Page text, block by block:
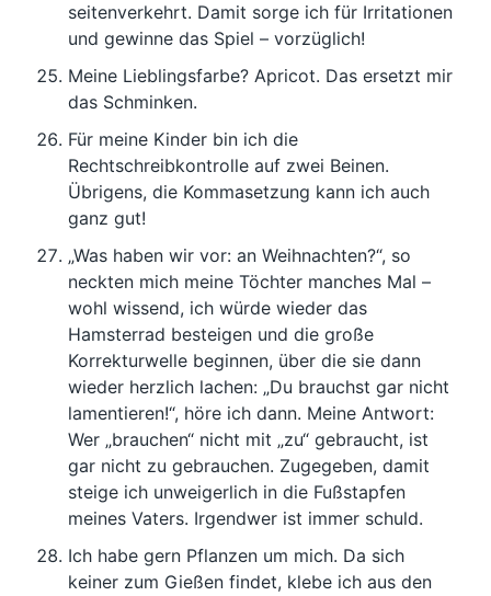
seitenverkehrt. Damit sorge ich für Irritationen
und gewinne das Spiel – vorzüglich!
Meine Lieblingsfarbe? Apricot. Das ersetzt mir
das Schminken.
Für meine Kinder bin ich die
Rechtschreibkontrolle auf zwei Beinen.
Übrigens, die Kommasetzung kann ich auch
ganz gut!
„Was haben wir vor: an Weihnachten?“, so
neckten mich meine Töchter manches Mal –
wohl wissend, ich würde wieder das
Hamsterrad besteigen und die große
Korrekturwelle beginnen, über die sie dann
wieder herzlich lachen: „Du brauchst gar nicht
lamentieren!“, höre ich dann. Meine Antwort:
Wer „brauchen“ nicht mit „zu“ gebraucht, ist
gar nicht zu gebrauchen. Zugegeben, damit
steige ich unweigerlich in die Fußstapfen
meines Vaters. Irgendwer ist immer schuld.
Ich habe gern Pflanzen um mich. Da sich
keiner zum Gießen findet, klebe ich aus den